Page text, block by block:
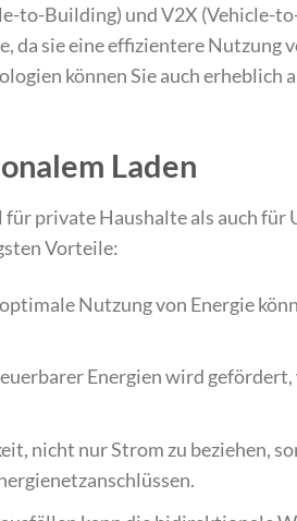
to-Building) und V2X (Vehicle-
da sie eine effizientere Nutzung
können Sie auch erheblich
Laden
private Haushalte als auch für
Vorteile:
Nutzung von Energie
Energien wird gefördert,
nicht nur Strom zu beziehen,